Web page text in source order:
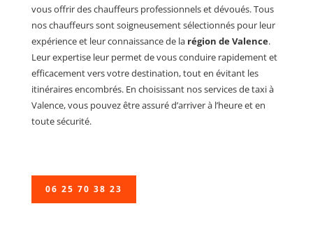
vous offrir des chauffeurs professionnels et dévoués. Tous
nos chauffeurs sont soigneusement sélectionnés pour leur
expérience et leur connaissance de la région de Valence.
Leur expertise leur permet de vous conduire rapidement et
efficacement vers votre destination, tout en évitant les
itinéraires encombrés. En choisissant nos services de taxi à
Valence, vous pouvez être assuré d’arriver à l’heure et en
toute sécurité.
06 25 70 38 23